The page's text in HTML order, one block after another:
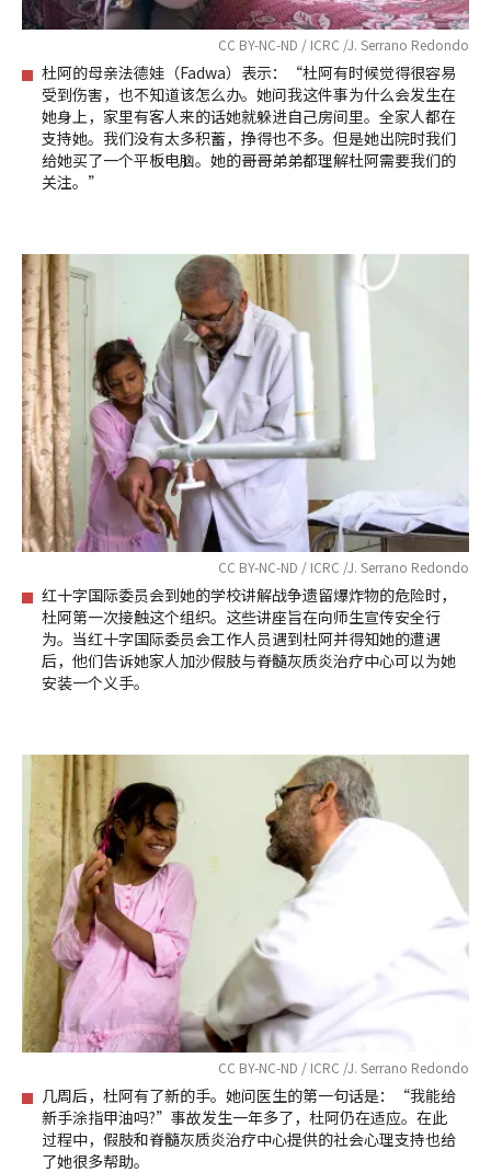
CC BY-NC-ND / ICRC /J. Serrano Redondo
杜阿的母亲法德娃（Fadwa）表示：“杜阿有时候觉得很容易
受到伤害，也不知道该怎么办。她问我这件事为什么会发生在
她身上，家里有客人来的话她就躲进自己房间里。全家人都在
支持她。我们没有太多积蓄，挣得也不多。但是她出院时我们
给她买了一个平板电脑。她的哥哥弟弟都理解杜阿需要我们的
关注。”
CC BY-NC-ND / ICRC /J. Serrano Redondo
红十字国际委员会到她的学校讲解战争遗留爆炸物的危险时，
杜阿第一次接触这个组织。这些讲座旨在向师生宣传安全行
为。当红十字国际委员会工作人员遇到杜阿并得知她的遭遇
后，他们告诉她家人加沙假肢与脊髓灰质炎治疗中心可以为她
安装一个义手。
CC BY-NC-ND / ICRC /J. Serrano Redondo
几周后，杜阿有了新的手。她问医生的第一句话是：“我能给
新手涂指甲油吗?”事故发生一年多了，杜阿仍在适应。在此
过程中，假肢和脊髓灰质炎治疗中心提供的社会心理支持也给
了她很多帮助。